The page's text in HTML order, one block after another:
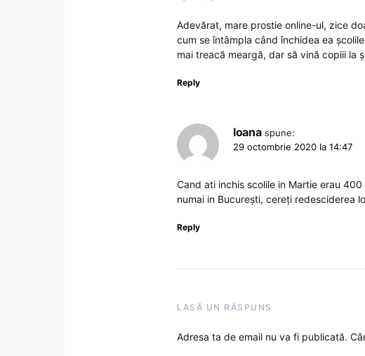
Adevărat, mare prostie online-ul, zice
cum se întâmpla când închidea ea
mai treacă meargă, dar să vină copiii la
Reply
Ioana spune:
29 octombrie 2020 la 14:47
Cand ati inchis scolile in Martie erau
numai in București, cereți redesciderea
Reply
LASĂ UN RĂSPUNS
Adresa ta de email nu va fi publicată.